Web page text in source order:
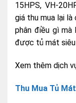
15HPS, VH-
giá thu mua lại
phân điều gì
được tủ mát
Xem thêm dịch
Thu Mua Tủ